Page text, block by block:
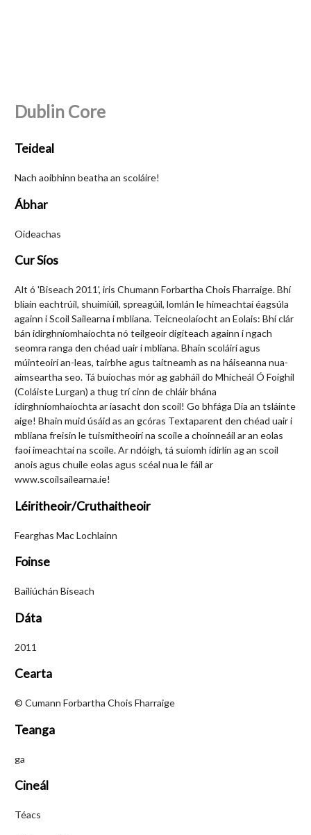
Dublin Core
Teideal
Nach aoibhinn beatha an scoláire!
Ábhar
Oideachas
Cur Síos
Alt ó 'Biseach 2011', iris Chumann Forbartha Chois Fharraige. Bhí
bliain eachtrúil, shuimiúil, spreagúil, lomlán le himeachtaí éagsúla
againn i Scoil Sailearna i mbliana. Teicneolaíocht an Eolais: Bhí clár
bán idirghníomhaíochta nó teilgeoir digiteach againn i ngach
seomra ranga den chéad uair i mbliana. Bhain scoláirí agus
múinteoirí an-leas, tairbhe agus taitneamh as na háiseanna nua-
aimseartha seo. Tá buíochas mór ag gabháil do Mhícheál Ó Foighil
(Coláiste Lurgan) a thug trí cinn de chláir bhána
idirghníomhaíochta ar iasacht don scoil! Go bhfága Dia an tsláinte
aige! Bhain muid úsáid as an gcóras Textaparent den chéad uair i
mbliana freisin le tuismitheoirí na scoile a choinneáil ar an eolas
faoi imeachtaí na scoile. Ar ndóigh, tá suíomh idirlín ag an scoil
anois agus chuile eolas agus scéal nua le fáil ar
www.scoilsailearna.ie!
Léiritheoir/Cruthaitheoir
Fearghas Mac Lochlainn
Foinse
Bailiúchán Biseach
Dáta
2011
Cearta
© Cumann Forbartha Chois Fharraige
Teanga
ga
Cineál
Téacs